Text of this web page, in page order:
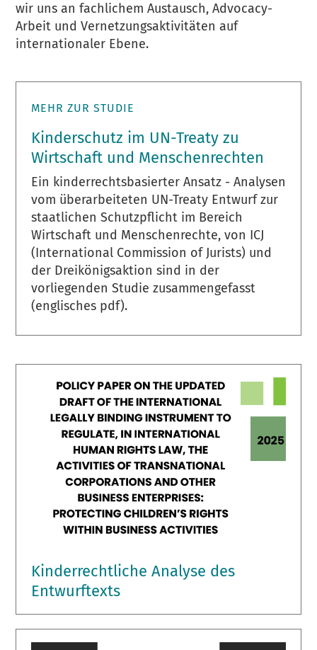
wir uns an fachlichem Austausch, Advocacy-
Arbeit und Vernetzungsaktivitäten auf
internationaler Ebene.
MEHR ZUR STUDIE
Kinderschutz im UN-Treaty zu
Wirtschaft und Menschenrechten
Ein kinderrechtsbasierter Ansatz - Analysen
vom überarbeiteten UN-Treaty Entwurf zur
staatlichen Schutzpflicht im Bereich
Wirtschaft und Menschenrechte, von ICJ
(International Commission of Jurists) und
der Dreikönigsaktion sind in der
vorliegenden Studie zusammengefasst
(englisches pdf).
Kinderrechtliche Analyse des
Entwurftexts